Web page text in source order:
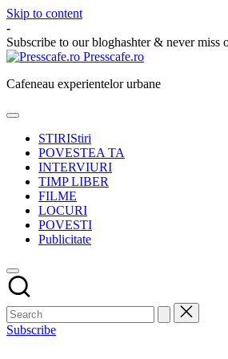
Skip to content
-
Subscribe to our bloghashter & never miss
Presscafe.ro
Cafeneau experientelor urbane
STIRIStiri
POVESTEA TA
INTERVIURI
TIMP LIBER
FILME
LOCURI
POVESTI
Publicitate
Subscribe